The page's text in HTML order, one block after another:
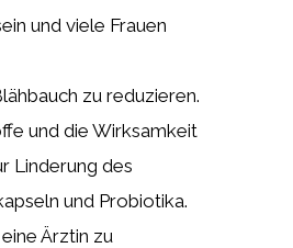
und viele Frauen
zu reduzieren.
und die Wirksamkeit
Linderung des
und Probiotika.
Ärztin zu